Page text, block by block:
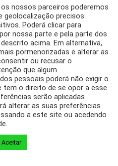
nossos parceiros poderemos
geolocalização precisos
Poderá clicar para
nossa parte e pela parte dos
acima. Em alternativa,
pormenorizadas e alterar as
ou recusar o
que algum
pessoais poderá não exigir o
o direito de se opor a esse
serão aplicadas
alterar as suas preferências
a este site ou acedendo
Aceitar